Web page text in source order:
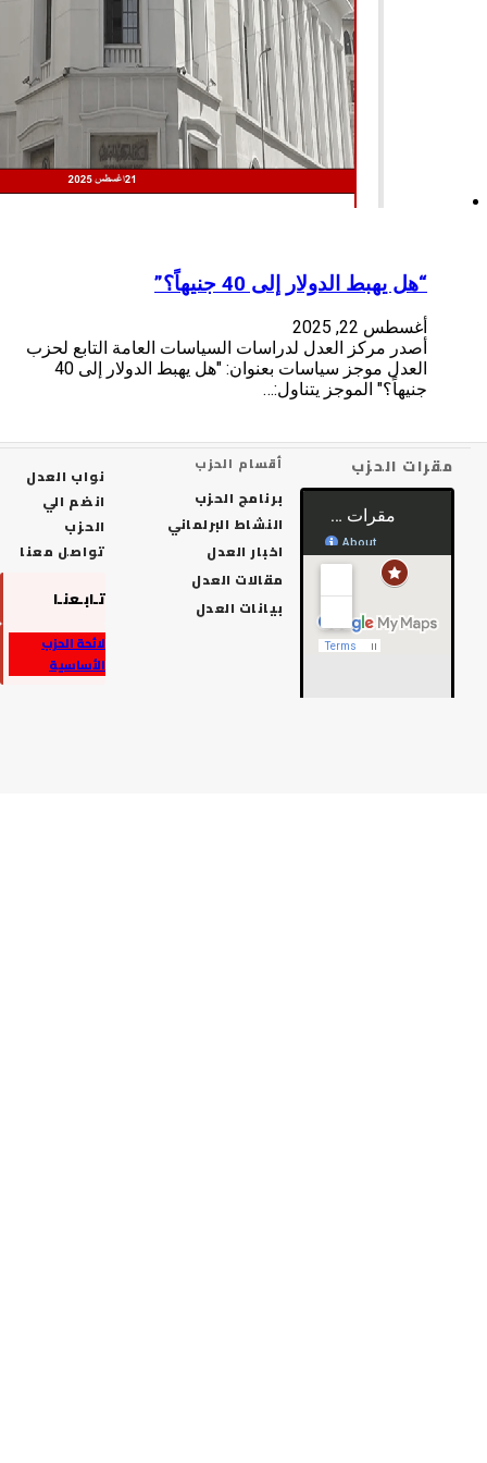
40 جنيهاً؟”
لدراسات السياسات العامة التابع لحزب
العدل موجز سياسات بعنوان: "هل يهبط الدولار إلى 40
أقسام الحزب
برنامج الحزب
النشاط البرلماني
اخبار العدل
مقالات العدل
نواب العدل
انضم الي
الحزب
تواصل معنا
تـابـعنـا